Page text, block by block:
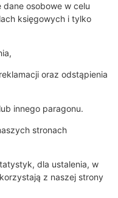
osobowe w celu
księgowych i tylko
oraz odstąpienia
innego paragonu.
stronach
dla ustalenia, w
z naszej strony